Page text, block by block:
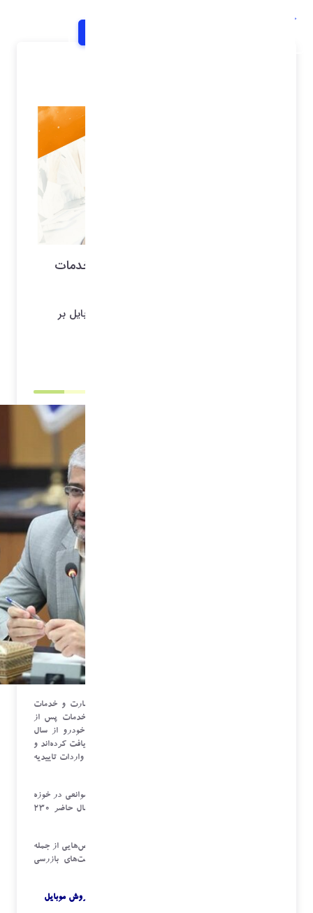
خانه
رتبه بندی واردکنندگان موبایل بر اساس خدمات
معاون وزیر صمت از رتبه بندی واردکنندگان موبایل بر
، علیرضا شاه‌میرزایی معاون تجارت و خدمات
وزیر صمت امروز در نشست خبری در مورد وضعیت خدمات پس از
فروش خودروهای وارداتی، اظهار کرد: ۳۱ واردکننده خودرو از سال
گذشته تاکنون تاییدیه خدمات پس از فروش خودرو را دریافت کرده‌اند و
حتی در حوزه خودرو برقی نیز ۸ مجموعه توانسته‌اند برای واردات تاییدیه
وی در مورد خدمات پس از فروش اتوبوس‌ها نیز گفت: موانعی در خوزه
خدمات پس از فروش اتوبوس‌های وارداتی نداریم؛ در حال حاضر ۲۳۰
شاه‌میرزایی افزود: توانایی ارائه خدمات را بر اساس شاخص‌هایی از جمله
تعداد تعمیرگاه‌ها، ابزارها و… تدوین کرده‌ایم و شرکت‌های بازرسی
رتبه بندی واردکنندگان موبایل بر اساس خدمات پس از فروش موبایل